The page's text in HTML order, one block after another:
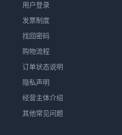
用户登录
发票制度
找回密码
购物流程
订单状态说明
隐私声明
经营主体介绍
其他常见问题